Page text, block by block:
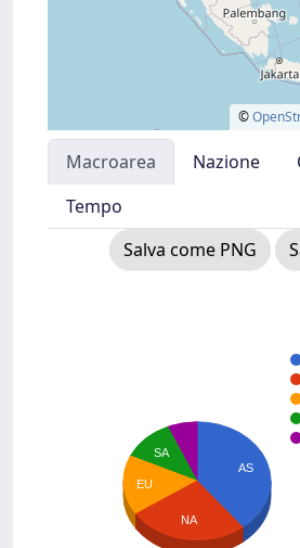
©
Macroarea Nazione
Tempo
Salva come PNG
AS
SA
EU
NA